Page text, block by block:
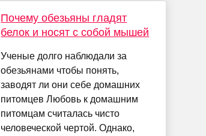
Почему обезьяны гладят
белок и носят с собой мышей
Ученые долго наблюдали за
обезьянами чтобы понять,
заводят ли они себе домашних
питомцев Любовь к домашним
питомцам считалась чисто
человеческой чертой. Однако,